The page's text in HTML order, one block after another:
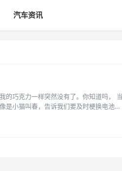
汽车资讯
的巧克力一样突然没有了。你知道吗， 当
是小猫叫春，告诉我们要及时梗换电池